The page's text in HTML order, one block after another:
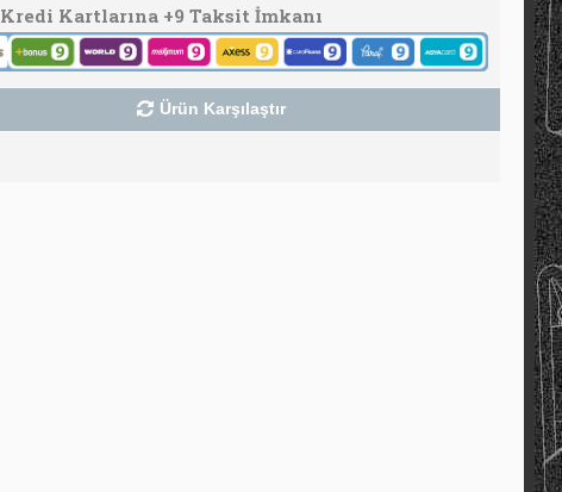
Kredi Kartlarına +9 Taksit İmkanı
Ürün Karşılaştır